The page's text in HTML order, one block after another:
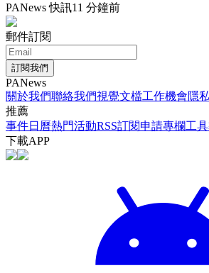
PANews 快訊11 分鐘前
郵件訂閱
訂閱我們
PANews
關於我們聯絡我們視覺文檔工作機會隱
推薦
事件日曆熱門活動RSS訂閱申請專欄工
下載APP